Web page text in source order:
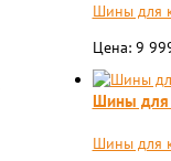
Шины для
Цена: 9
Шины для
Шины для